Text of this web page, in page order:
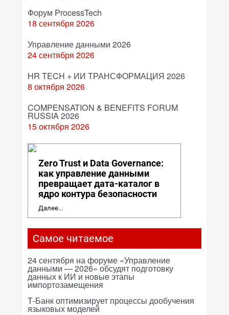
Форум ProcessTech
18 сентября 2026
Управление данными 2026
24 сентября 2026
HR TECH + ИИ ТРАНСФОРМАЦИЯ 2026
8 октября 2026
COMPENSATION & BENEFITS FORUM
RUSSIA 2026
15 октября 2026
Zero Trust и Data Governance:
как управление данными
превращает дата-каталог в
ядро контура безопасности
Далее...
Самое читаемое
24 сентября на форуме «Управление
данными — 2026» обсудят подготовку
данных к ИИ и новые этапы
импортозамещения
Т-Банк оптимизирует процессы дообучения
языковых моделей